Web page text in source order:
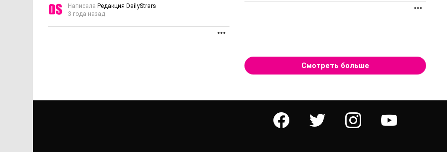
Написала Редакция DailyStrars
3 года назад
Смотреть больше
facebook twitter instagram youtube